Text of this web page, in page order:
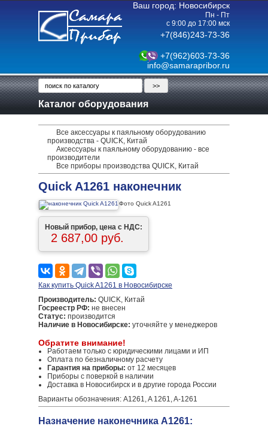
Ваш город: Новосибирск
Пн - Пт
с 9:00 до 17:00 мск
+7(846)243-73-36
+7(962)603-73-36
info@samarapribor.ru
Каталог оборудования
Все аксессуары к паяльному оборудованию
производства - QUICK, Китай
Аксессуары к паяльному оборудованию - все
производители
Все приборы производства QUICK, Китай
Quick A1261 наконечник
Фото Quick A1261
Новый прибор, цена с НДС:
2 687,00 руб.
Как купить Quick A1261 в Новосибирске
Производитель: QUICK, Китай
Госреестр РФ: не внесен
Статус: производится
Наличие в Новосибирске: уточняйте у менеджеров
Обратите внимание!
Работаем только с юридическими лицами и ИП
Оплата по безналичному расчету
Гарантия на приборы: от 12 месяцев
Приборы с поверкой в наличии
Доставка в Новосибирск и в другие города России
Варианты обозначения: A1261, A 1261, A-1261
Назначение наконечника A1261: